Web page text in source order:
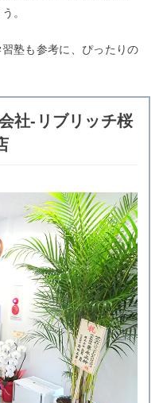
。
塾も参考に、ぴったりの
社-リブリッチ桜